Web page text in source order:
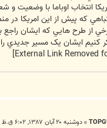
انتخاب اوباما با وضعيت و
که پيش از اين امريکا در
برخي از طرح هايي که ايشان
کنيم ايشان يک مسير جديدي
»دوشنبه ۲۰ آبان ۱۳۸۷, ۶:۰۲ ق.ظ